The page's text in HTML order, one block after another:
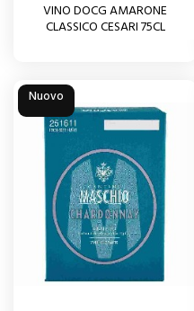
VINO DOCG AMARONE
CLASSICO CESARI 75CL
Nuovo